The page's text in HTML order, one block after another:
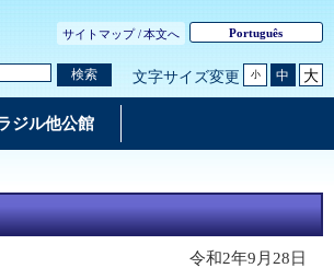
サイトマップ /本文へ Português
検索 文字サイズ変更 小 中 大
ジル他公館
令和2年9月28日